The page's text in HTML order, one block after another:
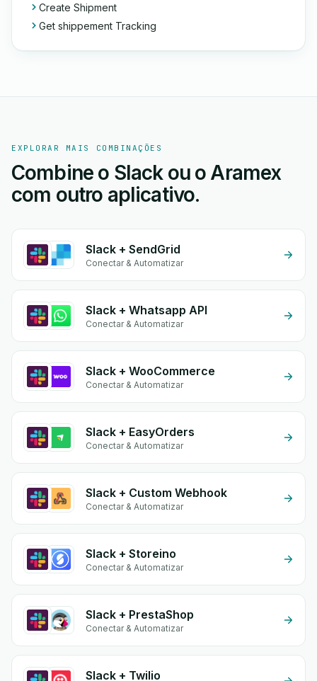
Create Shipment
Get shippement Tracking
EXPLORAR MAIS COMBINAÇÕES
Combine o Slack ou o Aramex
com outro aplicativo.
Slack + SendGrid
Conectar & Automatizar
Slack + Whatsapp API
Conectar & Automatizar
Slack + WooCommerce
Conectar & Automatizar
Slack + EasyOrders
Conectar & Automatizar
Slack + Custom Webhook
Conectar & Automatizar
Slack + Storeino
Conectar & Automatizar
Slack + PrestaShop
Conectar & Automatizar
Slack + Twilio